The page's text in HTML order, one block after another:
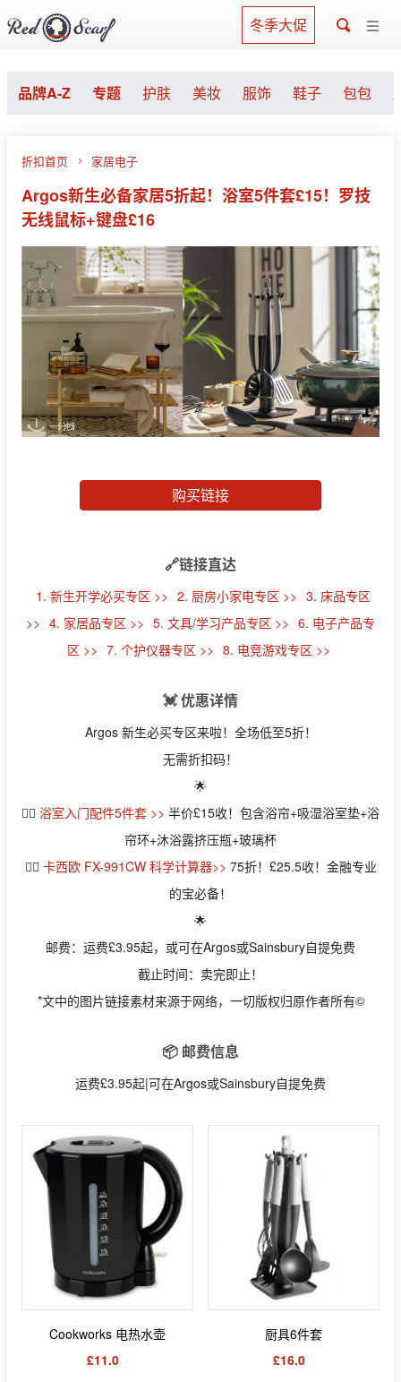
冬季大促
品牌A-Z 专题 护肤 美妆 服饰 鞋子 包包
折扣首页 家居电子
Argos新生必备家居5折起！浴室5件套£15！罗技
无线鼠标+键盘£16
购买链接
🔗链接直达
1. 新生开学必买专区 >> 2. 厨房小家电专区 >> 3. 床品专区
>> 4. 家居品专区 >> 5. 文具/学习产品专区 >> 6. 电子产品专
区 >> 7. 个护仪器专区 >> 8. 电竞游戏专区 >>
💓 优惠详情
Argos 新生必买专区来啦！全场低至5折！
无需折扣码！
🌟
👉🏻 浴室入门配件5件套 >> 半价£15收！包含浴帘+吸湿浴室垫+浴
帘环+沐浴露挤压瓶+玻璃杯
👉🏻 卡西欧 FX-991CW 科学计算器>> 75折！£25.5收！金融专业
的宝必备！
🌟
邮费：运费£3.95起，或可在Argos或Sainsbury自提免费
截止时间：卖完即止！
*文中的图片链接素材来源于网络，一切版权归原作者所有©
📦 邮费信息
运费£3.95起|可在Argos或Sainsbury自提免费
Cookworks 电热水壶
£11.0
厨具6件套
£16.0